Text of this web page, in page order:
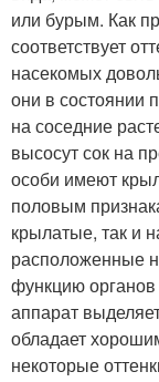
или бурым. Как
соответствует
насекомых
они в состоянии
на соседние
высосут сок на
особи имеют
половым
крылатые, так и
расположенные
функцию органов
аппарат
обладает
некоторые